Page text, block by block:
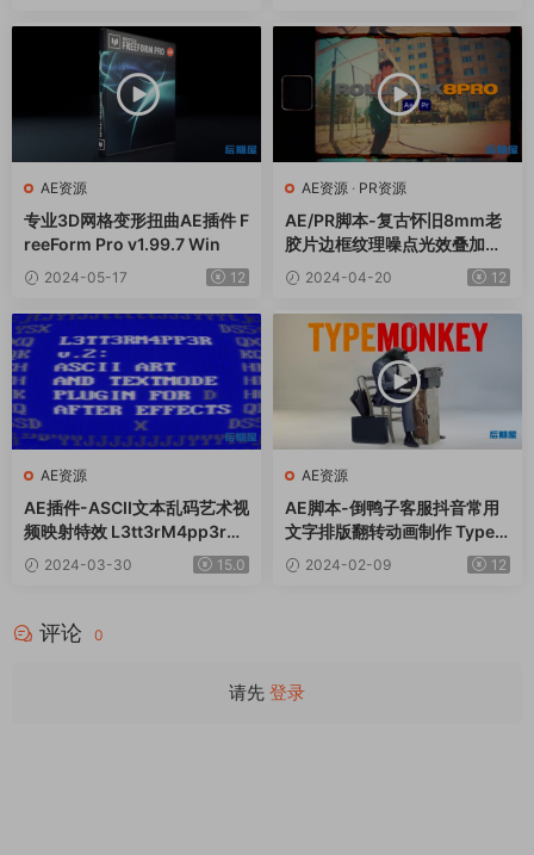
AE资源
专业3D网格变形扭曲AE插件 F
reeForm Pro v1.99.7 Win
2024-05-17 12
AE资源 · PR资源
AE/PR脚本-复古怀旧8mm老
胶片边框纹理噪点光效叠加效
果 ROLLBACK8 Pro
2024-04-20 12
AE资源
AE插件-ASCII文本乱码艺术视
频映射特效 L3tt3rM4pp3r2
V2.2 Win
2024-03-30 15.0
AE资源
AE脚本-倒鸭子客服抖音常用
文字排版翻转动画制作 TypeM
onkey v1.25+使用教程
2024-02-09 12
评论 0
请先 登录